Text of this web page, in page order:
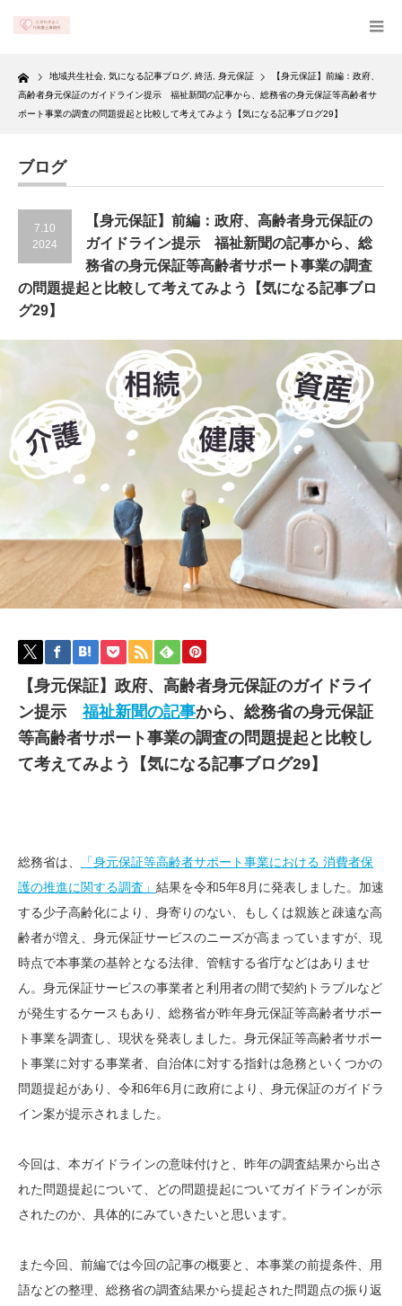
Home 地域共生社会 気になる記事ブログ 終活 身元保証
【身元保証】前編：政府、
高齢者身元保証のガイドライン提示 福祉新聞の記事から、総務省の身元保証等高齢者サ
ポート事業の調査の問題提起と比較して考えてみよう【気になる記事ブログ29】
ブログ
7.10
2024
【身元保証】前編：政府、高齢者身元保証の
ガイドライン提示 福祉新聞の記事から、総
務省の身元保証等高齢者サポート事業の調査
の問題提起と比較して考えてみよう【気になる記事ブロ
グ29】
【身元保証】政府、高齢者身元保証のガイドライ
ン提示 福祉新聞の記事から、総務省の身元保証
等高齢者サポート事業の調査の問題提起と比較し
て考えてみよう【気になる記事ブログ29】
総務省は、
「身元保証等高齢者サポート事業における 消費者保
護の推進に関する調査」 結果を令和5年8月に発表しました。加速
する少子高齢化により、身寄りのない、もしくは親族と疎遠な高
齢者が増え、身元保証サービスのニーズが高まっていますが、現
時点で本事業の基幹となる法律、管轄する省庁などはありませ
ん。身元保証サービスの事業者と利用者の間で契約トラブルなど
が発生するケースもあり、総務省が昨年身元保証等高齢者サポー
ト事業を調査し、現状を発表しました。身元保証等高齢者サポー
ト事業に対する事業者、自治体に対する指針は急務といくつかの
問題提起があり、令和6年6月に政府により、身元保証のガイドラ
イン案が提示されました。
今回は、本ガイドラインの意味付けと、昨年の調査結果から出さ
れた問題提起について、どの問題提起についてガイドラインが示
されたのか、具体的にみていきたいと思います。
また今回、前編では今回の記事の概要と、本事業の前提条件、用
語などの整理、総務省の調査結果から提起された問題点の振り返